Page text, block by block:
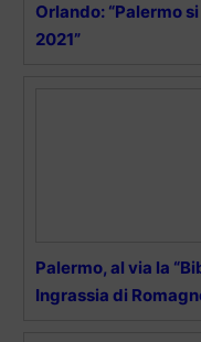
Orlando: “Palermo
2021”
Palermo, al via la
Ingrassia di